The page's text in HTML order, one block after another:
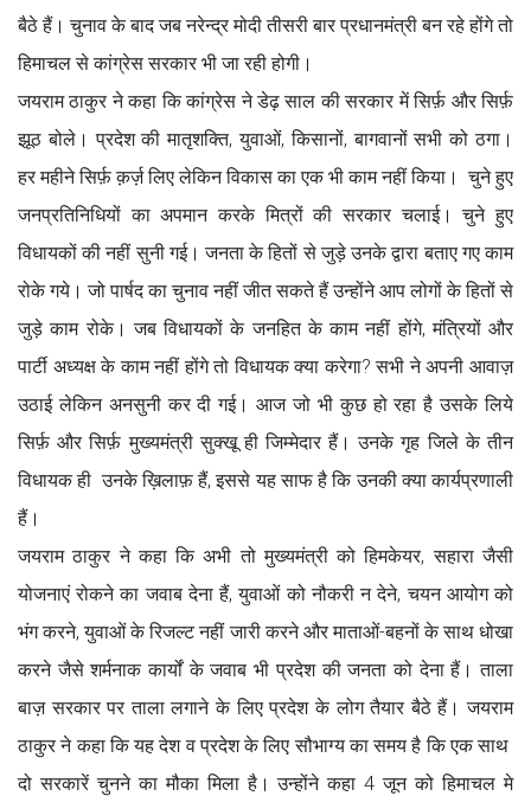
बैठे हैं। चुनाव के बाद जब नरेन्द्र मोदी तीसरी बार प्रधानमंत्री बन रहे होंगे तो
हिमाचल से कांग्रेस सरकार भी जा रही होगी।
जयराम ठाकुर ने कहा कि कांग्रेस ने डेढ़ साल की सरकार में सिर्फ़ और सिर्फ़
झूठ बोले। प्रदेश की मातृशक्ति, युवाओं, किसानों, बागवानों सभी को ठगा।
हर महीने सिर्फ़ क़र्ज़ लिए लेकिन विकास का एक भी काम नहीं किया। चुने हुए
जनप्रतिनिधियों का अपमान करके मित्रों की सरकार चलाई। चुने हुए
विधायकों की नहीं सुनी गई। जनता के हितों से जुड़े उनके द्वारा बताए गए काम
रोके गये। जो पार्षद का चुनाव नहीं जीत सकते हैं उन्होंने आप लोगों के हितों से
जुड़े काम रोके। जब विधायकों के जनहित के काम नहीं होंगे, मंत्रियों और
पार्टी अध्यक्ष के काम नहीं होंगे तो विधायक क्या करेगा? सभी ने अपनी आवाज़
उठाई लेकिन अनसुनी कर दी गई। आज जो भी कुछ हो रहा है उसके लिये
सिर्फ़ और सिर्फ़ मुख्यमंत्री सुक्खू ही जिम्मेदार हैं। उनके गृह जिले के तीन
विधायक ही उनके ख़िलाफ़ हैं, इससे यह साफ है कि उनकी क्या कार्यप्रणाली
हैं।
जयराम ठाकुर ने कहा कि अभी तो मुख्यमंत्री को हिमकेयर, सहारा जैसी
योजनाएं रोकने का जवाब देना हैं, युवाओं को नौकरी न देने, चयन आयोग को
भंग करने, युवाओं के रिजल्ट नहीं जारी करने और माताओं-बहनों के साथ धोखा
करने जैसे शर्मनाक कार्यों के जवाब भी प्रदेश की जनता को देना हैं। ताला
बाज़ सरकार पर ताला लगाने के लिए प्रदेश के लोग तैयार बैठे हैं। जयराम
ठाकुर ने कहा कि यह देश व प्रदेश के लिए सौभाग्य का समय है कि एक साथ
दो सरकारें चुनने का मौका मिला है। उन्होंने कहा 4 जून को हिमाचल मे